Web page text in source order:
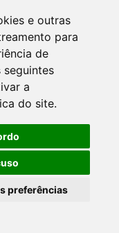
e outras
para
de
seguintes
a
do site.
preferências